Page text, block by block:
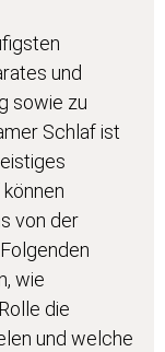
und
sowie zu
Schlaf ist
von der
wie
die
und welche